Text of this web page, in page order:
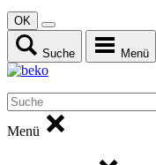
OK
Suche Menü
Menü